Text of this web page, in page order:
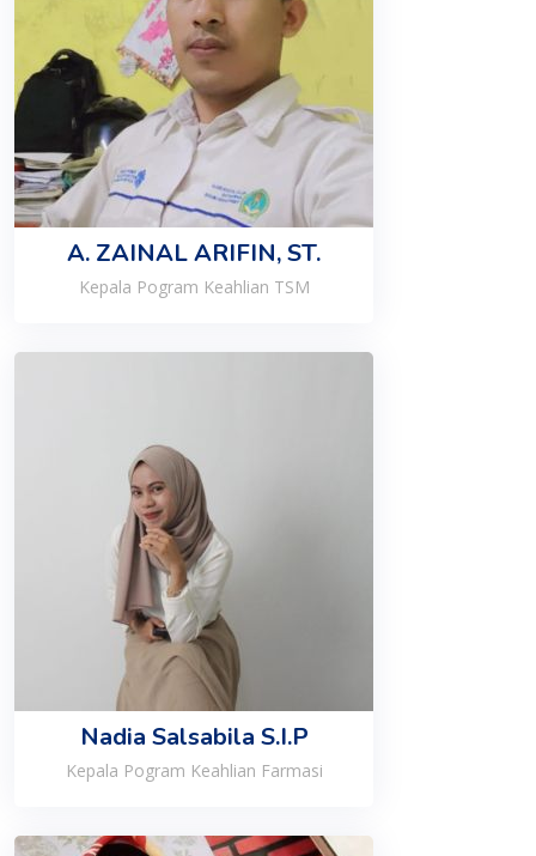
A. ZAINAL ARIFIN, ST.
Kepala Pogram Keahlian TSM
Nadia Salsabila S.I.P
Kepala Pogram Keahlian Farmasi